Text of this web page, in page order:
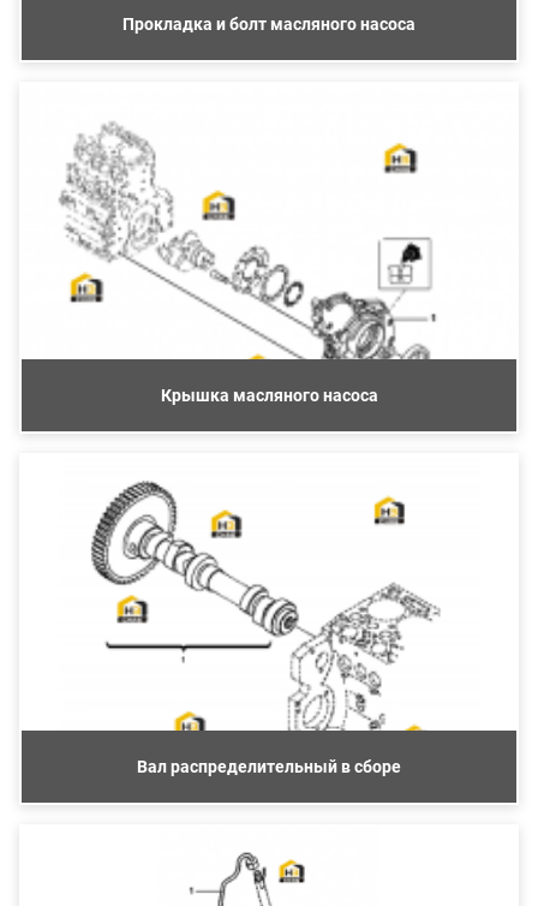
Прокладка и болт масляного насоса
Крышка масляного насоса
Вал распределительный в сборе